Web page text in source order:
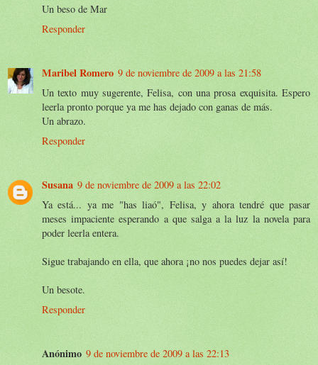
Un beso de Mar
Responder
Maribel Romero 9 de noviembre de 2009 a las 21:58
Un texto muy sugerente, Felisa, con una prosa exquisita. Espero
leerla pronto porque ya me has dejado con ganas de más.
Un abrazo.
Responder
Susana 9 de noviembre de 2009 a las 22:02
Ya está... ya me "has liaó", Felisa, y ahora tendré que pasar
meses impaciente esperando a que salga a la luz la novela para
poder leerla entera.
Sigue trabajando en ella, que ahora ¡no nos puedes dejar así!
Un besote.
Responder
Anónimo 9 de noviembre de 2009 a las 22:13